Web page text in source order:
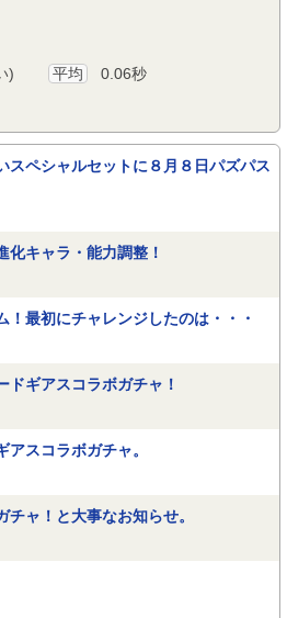
) 平均 0.06秒
スペシャルセットに８月８日パズパス
化キャラ・能力調整！
！最初にチャレンジしたのは・・・
ドギアスコラボガチャ！
スコラボガチャ。
ャ！と大事なお知らせ。